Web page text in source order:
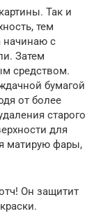
Так и
тем
начинаю с
Затем
средством.
бумагой
от более
старого
для
матирую фары,
Он защитит